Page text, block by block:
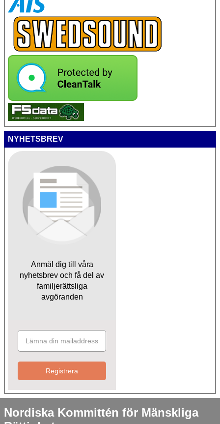
NYHETSBREV
Anmäl dig till våra
nyhetsbrev och få del av
familjerättsliga
avgöranden
Registrera
Nordiska Kommittén för Mänskliga